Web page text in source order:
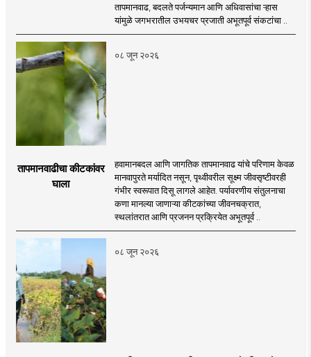
तापमानवाढ, बदलते पर्जन्यमान आणि अधिवासांचा ऱ्हास
यांमुळे जगभरातील उभयचर प्रजाती अभूतपूर्व संकटांचा ..
०८ जून २०२६
तापमानवाढीचा कीटकांवर
घाला
हवामानबदल आणि जागतिक तापमानवाढ यांचे परिणाम केवळ
मानवापुरते मर्यादित नसून, पृथ्वीवरील सूक्ष्म जीवसृष्टीवरही
गंभीर स्वरूपात दिसू लागले आहेत. पर्यावरणीय संतुलनाचा
कणा मानल्या जाणाऱ्या कीटकांच्या जीवनचक्रात,
स्थलांतरात आणि प्रजनन प्रक्रियेत अभूतपूर्व ..
०८ जून २०२६